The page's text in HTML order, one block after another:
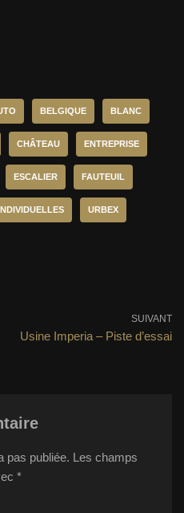
BELGIQUE BLANC
CHÂTEAU ENTREPRISE
ESCALIER FAUTEUIL
URBEX
SUIVANT
Usine Imperia – Piste d’essai
pas publiée. Les champs
*